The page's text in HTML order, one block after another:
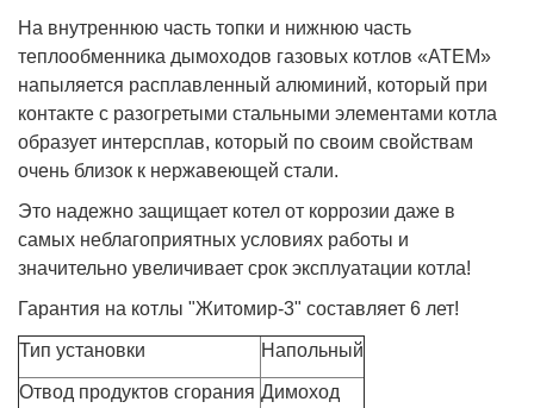
На внутреннюю часть топки и нижнюю часть
теплообменника дымоходов газовых котлов «АТЕМ»
напыляется расплавленный алюминий, который при
контакте с разогретыми стальными элементами котла
образует интерсплав, который по своим свойствам
очень близок к нержавеющей стали.
Это надежно защищает котел от коррозии даже в
самых неблагоприятных условиях работы и
значительно увеличивает срок эксплуатации котла!
Гарантия на котлы "Житомир-3" составляет 6 лет!
Тип установки Напольный
Отвод продуктов сгорания Димоход